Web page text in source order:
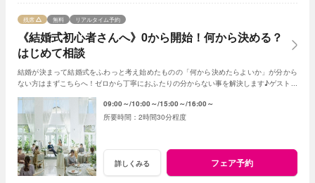
《結婚式初心者さんへ》0から開始！何から決める？
はじめて相談
残席 無料 リアルタイム予約
結婚が決まって結婚式をふわっと考え始めたものの「何から決めたらよいか」が分から
ない方はまずこちらへ！ゼロから丁寧におふたりの分からない事を解決します♪ゲスト人
09:00～ 10:00～ 15:00～ 16:00～
2時間30分程度
詳しくみる フェア予約